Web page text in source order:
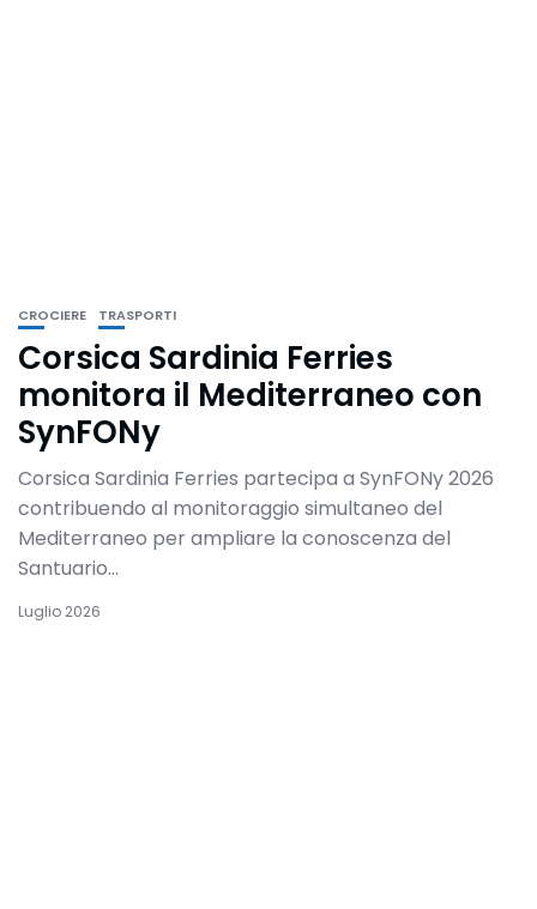
CROCIERE TRASPORTI
Corsica Sardinia Ferries
monitora il Mediterraneo con
SynFONy
Corsica Sardinia Ferries partecipa a SynFONy 2026
contribuendo al monitoraggio simultaneo del
Mediterraneo per ampliare la conoscenza del
Santuario...
Luglio 2026